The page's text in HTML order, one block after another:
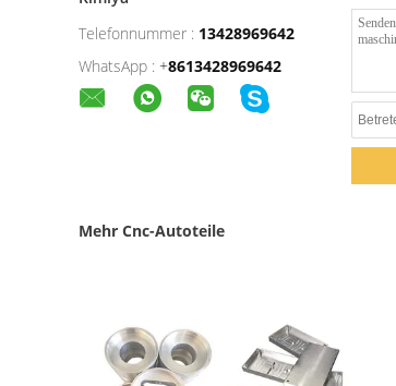
Telefonnummer : 13428969642
WhatsApp : +8613428969642
Mehr Cnc-Autoteile